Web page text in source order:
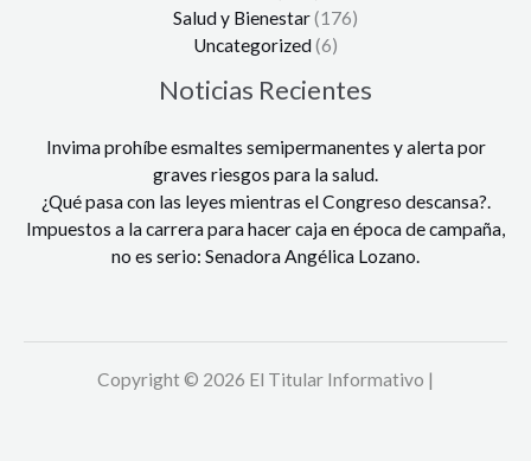
Salud y Bienestar(176)
Uncategorized(6)
Noticias Recientes
Invima prohíbe esmaltes semipermanentes y alerta por
graves riesgos para la salud.
¿Qué pasa con las leyes mientras el Congreso descansa?.
Impuestos a la carrera para hacer caja en época de campaña,
no es serio: Senadora Angélica Lozano.
Copyright © 2026 El Titular Informativo |